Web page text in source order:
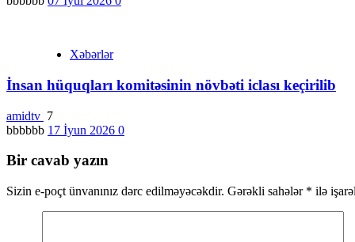
Xəbərlər
İnsan hüquqları komitəsinin növbəti iclası keçirilib
amidtv 7
bbbbbb 17 İyun 2026 0
Bir cavab yazın
Sizin e-poçt ünvanınız dərc edilməyəcəkdir. Gərəkli sahələr * ilə